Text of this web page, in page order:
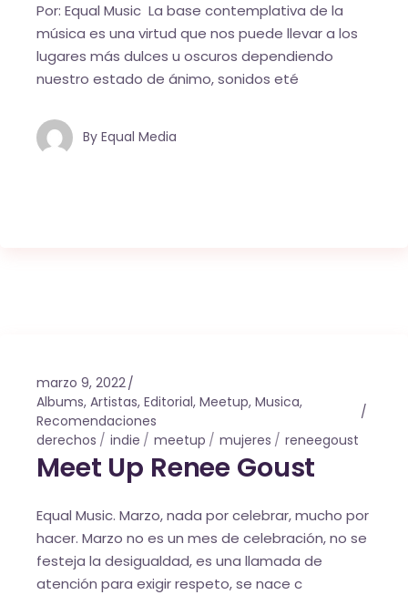
Por: Equal Music La base contemplativa de la
música es una virtud que nos puede llevar a los
lugares más dulces u oscuros dependiendo
nuestro estado de ánimo, sonidos eté
By Equal Media
marzo 9, 2022
Albums, Artistas, Editorial, Meetup, Musica,
Recomendaciones
derechos
indie meetup mujeres reneegoust
Meet Up Renee Goust
Equal Music. Marzo, nada por celebrar, mucho por
hacer. Marzo no es un mes de celebración, no se
festeja la desigualdad, es una llamada de
atención para exigir respeto, se nace c